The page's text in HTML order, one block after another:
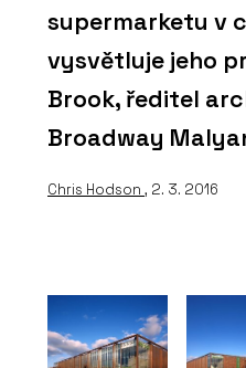
supermarketu v
vysvětluje jeho
Brook, ředitel
Broadway
Chris Hodson , 2. 3. 2016